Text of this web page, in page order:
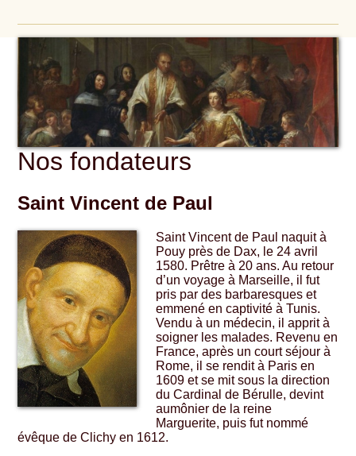
Nos fondateurs
Saint Vincent de Paul
Saint Vincent de Paul naquit à
Pouy près de Dax, le 24 avril
1580. Prêtre à 20 ans. Au retour
d’un voyage à Marseille, il fut
pris par des barbaresques et
emmené en captivité à Tunis.
Vendu à un médecin, il apprit à
soigner les malades. Revenu en
France, après un court séjour à
Rome, il se rendit à Paris en
1609 et se mit sous la direction
du Cardinal de Bérulle, devint
aumônier de la reine
Marguerite, puis fut nommé
évêque de Clichy en 1612.